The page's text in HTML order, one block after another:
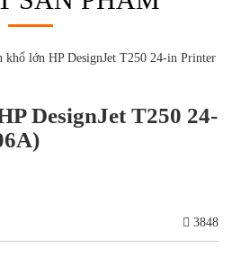
khổ lớn HP DesignJet T250 24-in Printer
DesignJet T250 24-
3848